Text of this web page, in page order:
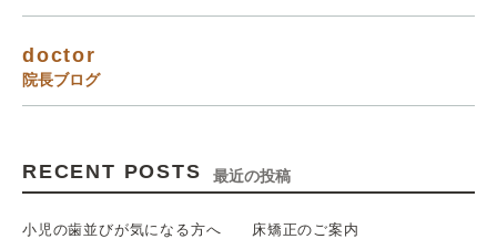
doctor
院長ブログ
RECENT POSTS 最近の投稿
小児の歯並びが気になる方へ 床矯正のご案内